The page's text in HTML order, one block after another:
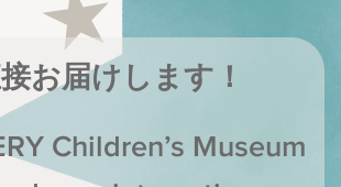
お届けします！
Children’s Museum